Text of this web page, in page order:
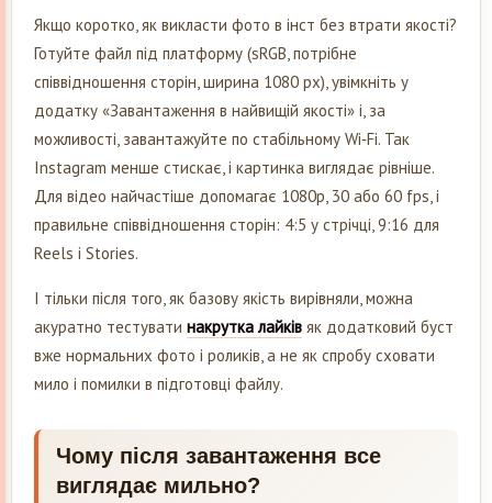
Якщо коротко, як викласти фото в інст без втрати якості?
Готуйте файл під платформу (sRGB, потрібне
співвідношення сторін, ширина 1080 px), увімкніть у
додатку «Завантаження в найвищій якості» і, за
можливості, завантажуйте по стабільному Wi‑Fi. Так
Instagram менше стискає, і картинка виглядає рівніше.
Для відео найчастіше допомагає 1080p, 30 або 60 fps, і
правильне співвідношення сторін: 4:5 у стрічці, 9:16 для
Reels і Stories.
І тільки після того, як базову якість вирівняли, можна
акуратно тестувати накрутка лайків як додатковий буст
вже нормальних фото і роликів, а не як спробу сховати
мило і помилки в підготовці файлу.
Чому після завантаження все
виглядає мильно?